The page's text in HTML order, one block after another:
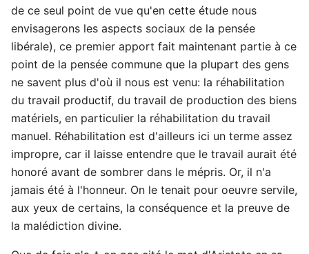
de ce seul point de vue qu'en cette étude nous
envisagerons les aspects sociaux de la pensée
libérale), ce premier apport fait maintenant partie à ce
point de la pensée commune que la plupart des gens
ne savent plus d'où il nous est venu: la réhabilitation
du travail productif, du travail de production des biens
matériels, en particulier la réhabilitation du travail
manuel. Réhabilitation est d'ailleurs ici un terme assez
impropre, car il laisse entendre que le travail aurait été
honoré avant de sombrer dans le mépris. Or, il n'a
jamais été à l'honneur. On le tenait pour oeuvre servile,
aux yeux de certains, la conséquence et la preuve de
la malédiction divine.